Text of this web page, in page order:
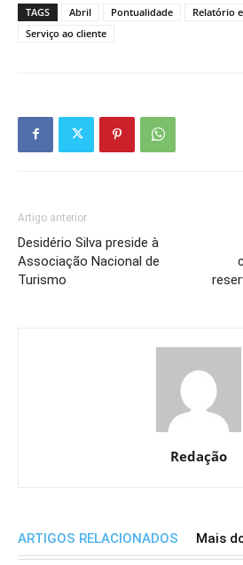
TAGS Abril Pontualidade Relatório
Serviço ao cliente
Artigo anterior
Desidério Silva preside à
Associação Nacional de
Turismo
Redação
ARTIGOS RELACIONADOS Mais